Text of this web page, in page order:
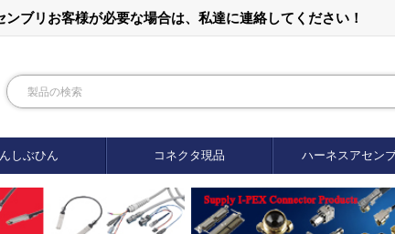
ブリお客様が必要な場合は、私達に連絡してください！
しぶひん コネクタ現品 ハーネスアセン